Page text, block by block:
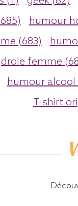
humour
(683)
drole femme
humour
T shirt